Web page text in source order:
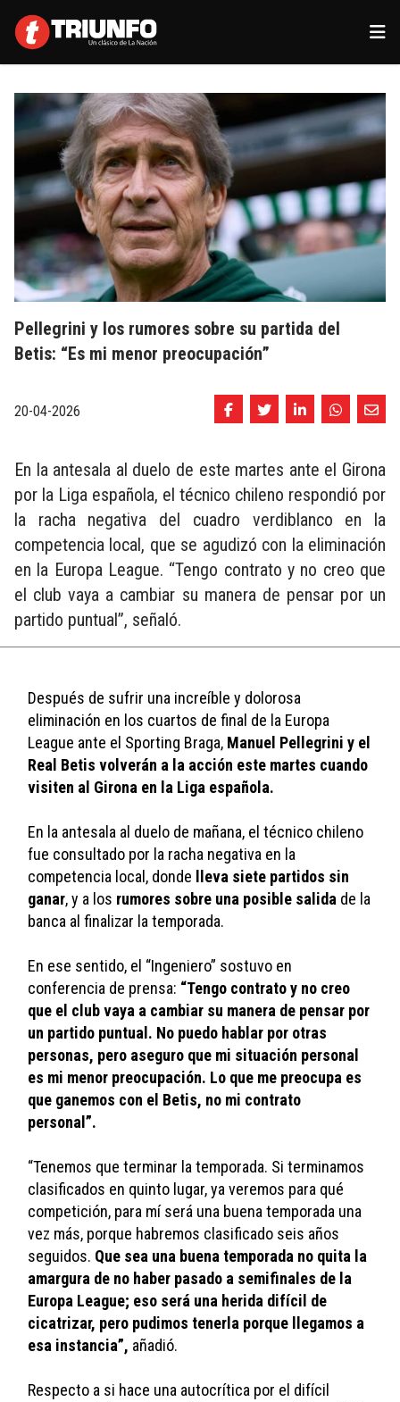
Pellegrini y los rumores sobre su partida del
Betis: “Es mi menor preocupación”
20-04-2026
En la antesala al duelo de este martes ante el Girona
por la Liga española, el técnico chileno respondió por
la racha negativa del cuadro verdiblanco en la
competencia local, que se agudizó con la eliminación
en la Europa League. “Tengo contrato y no creo que
el club vaya a cambiar su manera de pensar por un
partido puntual”, señaló.
Después de sufrir una increíble y dolorosa
eliminación en los cuartos de final de la Europa
League ante el Sporting Braga, Manuel Pellegrini y el
Real Betis volverán a la acción este martes cuando
visiten al Girona en la Liga española.
En la antesala al duelo de mañana, el técnico chileno
fue consultado por la racha negativa en la
competencia local, donde
lleva siete partidos sin
ganar, y a los rumores sobre una posible salida de la
banca al finalizar la temporada.
En ese sentido, el “Ingeniero” sostuvo en
conferencia de prensa: “Tengo contrato y no creo
que el club vaya a cambiar su manera de pensar por
un partido puntual. No puedo hablar por otras
personas, pero aseguro que mi situación personal
es mi menor preocupación. Lo que me preocupa es
que ganemos con el Betis, no mi contrato
personal”.
“Tenemos que terminar la temporada. Si terminamos
clasificados en quinto lugar, ya veremos para qué
competición, para mí será una buena temporada una
vez más, porque habremos clasificado seis años
seguidos. Que sea una buena temporada no quita la
amargura de no haber pasado a semifinales de la
Europa League; eso será una herida difícil de
cicatrizar, pero pudimos tenerla porque llegamos a
esa instancia”, añadió.
Respecto a si hace una autocrítica por el difícil